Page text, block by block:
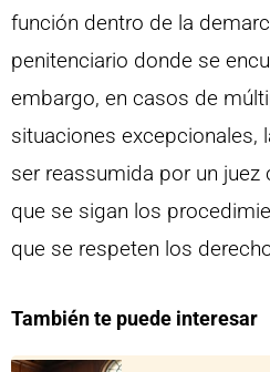
función dentro de la
penitenciario donde se
embargo, en casos de
situaciones excepcionales,
ser reassumida por un juez
que se sigan los
que se respeten los
También te puede interesar